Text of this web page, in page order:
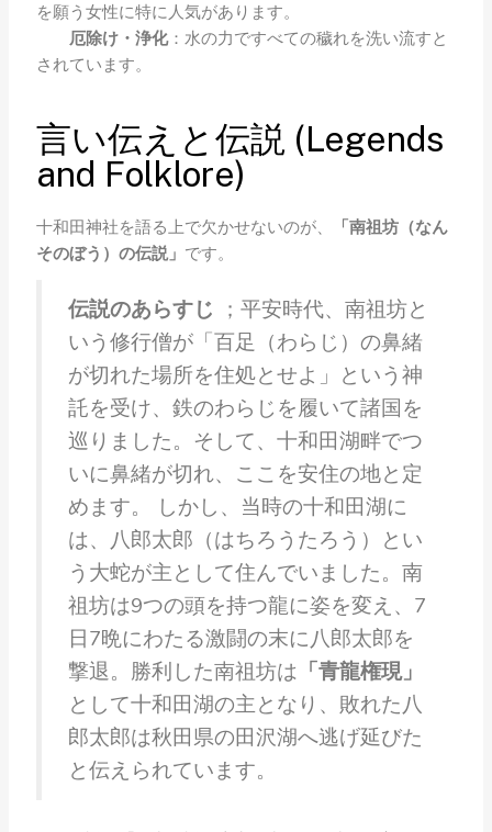
を願う女性に特に人気があります。
厄除け・浄化：水の力ですべての穢れを洗い流すと
されています。
言い伝えと伝説 (Legends
and Folklore)
十和田神社を語る上で欠かせないのが、
「南祖坊（なん
そのぼう）の伝説」 です。
伝説のあらすじ ；平安時代、南祖坊と
いう修行僧が「百足（わらじ）の鼻緒
が切れた場所を住処とせよ」という神
託を受け、鉄のわらじを履いて諸国を
巡りました。そして、十和田湖畔でつ
いに鼻緒が切れ、ここを安住の地と定
めます。 しかし、当時の十和田湖に
は、八郎太郎（はちろうたろう）とい
う大蛇が主として住んでいました。南
祖坊は9つの頭を持つ龍に姿を変え、7
日7晩にわたる激闘の末に八郎太郎を
撃退。勝利した南祖坊は 「青龍権現」
として十和田湖の主となり、敗れた八
郎太郎は秋田県の田沢湖へ逃げ延びた
と伝えられています。